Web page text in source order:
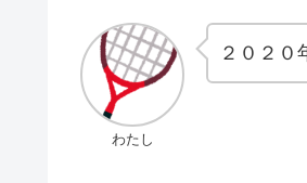
わたし
２０２０